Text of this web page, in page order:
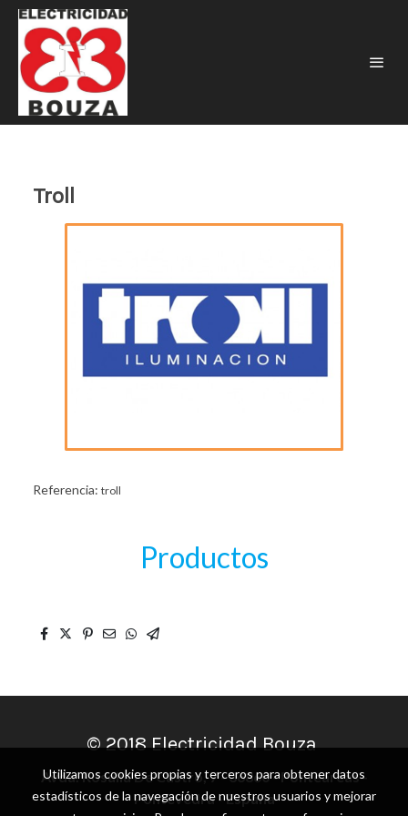
Troll
Referencia: troll
Productos
© 2018 Electricidad Bouza
Avda. Rosalía De Castro, 7 - 36860 - Ponteareas -
Pontevedra - España
Utilizamos cookies propias y terceros para obtener datos
estadísticos de la navegación de nuestros usuarios y mejorar